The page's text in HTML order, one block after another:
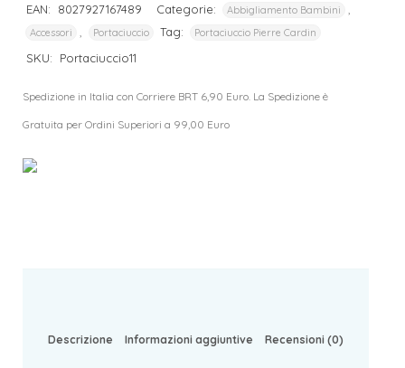
EAN: 8027927167489 Categorie: Abbigliamento Bambini
Accessori Portaciuccio Tag: Portaciuccio Pierre Cardin
SKU: Portaciuccio11
Spedizione in Italia con Corriere BRT 6,90 Euro. La Spedizione è
Gratuita per Ordini Superiori a 99,00 Euro
Descrizione Informazioni aggiuntive Recensioni (0)